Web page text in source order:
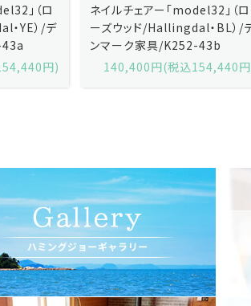
ネイルチェアー「model32」（ロ
ーズウッド/Hallingdal・BL）/デ
ンマーク家具/K252-43b
140,400円(税込154,440円)
Kai
ャ
「
黒